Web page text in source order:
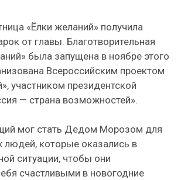
«Ёлки желаний» получила
от главы. Благотворительная
была запущена в ноябре этого
Всероссийским проектом
участником президентской
— страна возможностей».
мог стать Дедом Морозом для
людей, которые оказались в
ситуации, чтобы они
счастливыми в новогодние